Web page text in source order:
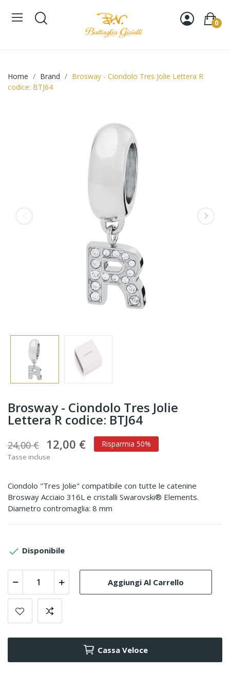
0
Home Brand
Brosway - Ciondolo Tres Jolie Lettera R
codice: BTJ64
Brosway - Ciondolo Tres Jolie
Lettera R codice: BTJ64
24,00 € 12,00 € Risparmia 50%
Tasse incluse
Ciondolo "Tres Jolie" compatibile con tutte le catenine
Brosway Acciaio 316L e cristalli Swarovski® Elements.
Diametro contromaglia: 8 mm
 Disponibile
Aggiungi Al Carrello
Cassa Veloce